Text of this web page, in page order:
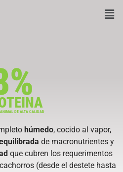
DE ALTA CALIDAD
húmedo, cocido al vapor,
de macronutrientes y
que cubren los requerimentos
(desde el destete hasta